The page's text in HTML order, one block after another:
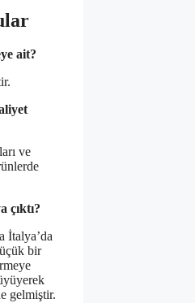
ait?
ve
çıktı?
İtalya’da
bir
gelmiştir.